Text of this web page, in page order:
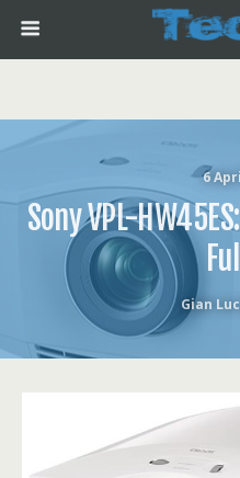
6
Sony VPL-
Gian